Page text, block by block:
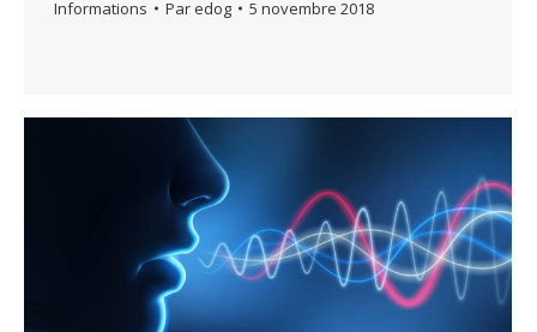
Informations Par edog 5 novembre 2018